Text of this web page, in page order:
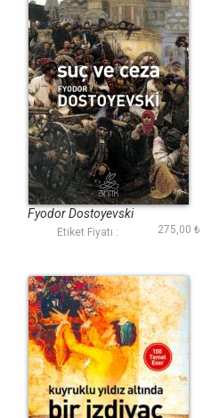
Suç ve Ceza (Antik
Dünya Klasikleri)
Fyodor Dostoyevski
Etiket Fiyatı : 275,00 ₺